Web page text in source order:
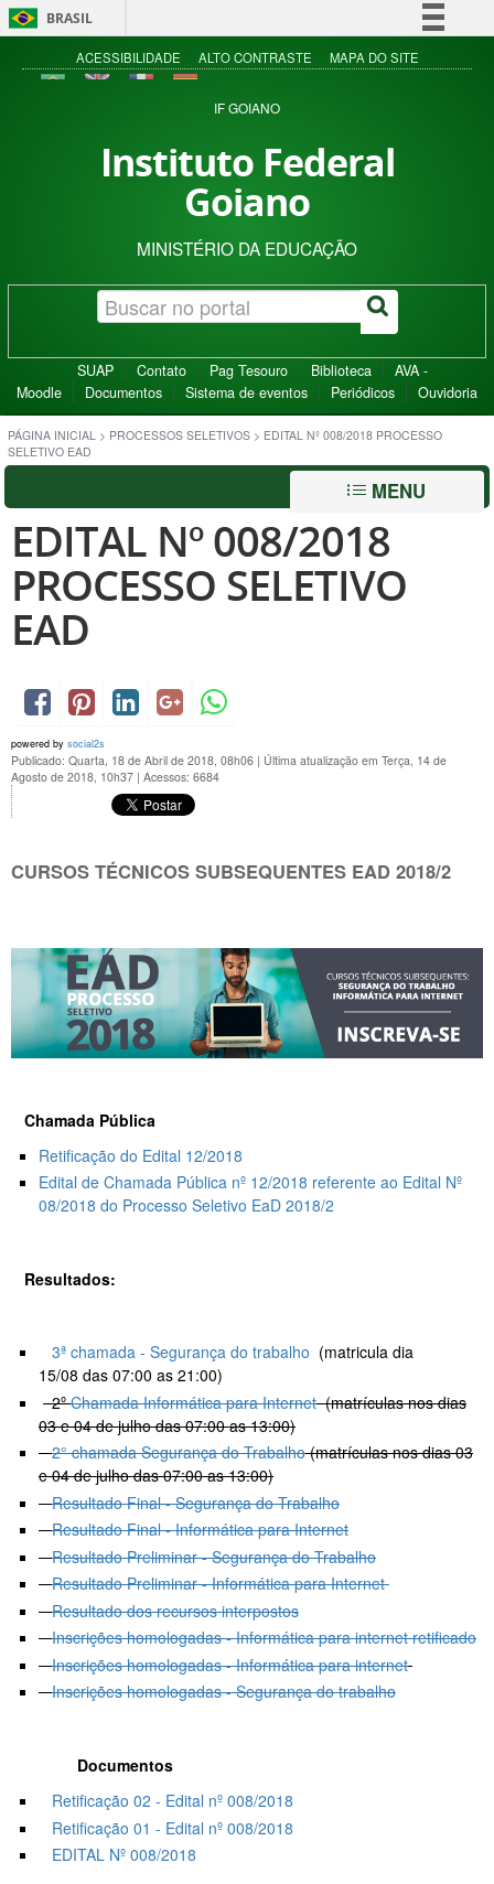
BRASIL
Simplifique!
Acesso à informação
ACESSIBILIDADE ALTO CONTRASTE MAPA DO SITE
IF GOIANO
Instituto Federal
Goiano
MINISTÉRIO DA EDUCAÇÃO
SUAP Contato Pag Tesouro Biblioteca
AVA -
Moodle
Documentos Sistema de eventos Periódicos Ouvidoria
PÁGINA INICIAL > PROCESSOS SELETIVOS > EDITAL Nº 008/2018 PROCESSO
SELETIVO EAD
MENU
EDITAL Nº 008/2018
PROCESSO SELETIVO
EAD
powered by social2s
Publicado: Quarta, 18 de Abril de 2018, 08h06 | Última atualização em Terça, 14 de
Agosto de 2018, 10h37 | Acessos: 6684
CURSOS TÉCNICOS SUBSEQUENTES EAD 2018/2
Chamada Pública
Retificação do Edital 12/2018
Edital de Chamada Pública nº 12/2018 referente ao Edital Nº
08/2018 do Processo Seletivo EaD 2018/2
Resultados:
3ª chamada - Segurança do trabalho (matricula dia
15/08 das 07:00 as 21:00)
2ºChamada Informática para Internet(matrículas nos dias
03 e 04 de julho das 07:00 as 13:00)
2° chamada Segurança do Trabalho(matrículas nos dias 03
e 04 de julho das 07:00 as 13:00)
Resultado Final - Segurança do Trabalho
Resultado Final - Informática para Internet
Resultado Preliminar - Segurança do Trabalho
Resultado Preliminar - Informática para Internet
Resultado dos recursos interpostos
Inscrições homologadas - Informática para internet retificado
Inscrições homologadas - Informática para internet
Inscrições homologadas - Segurança do trabalho
Documentos
Retificação 02 - Edital nº 008/2018
Retificação 01 - Edital nº 008/2018
EDITAL Nº 008/2018